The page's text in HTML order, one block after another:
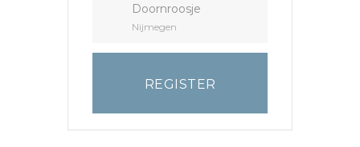
Doornroosje
Nijmegen
REGISTER